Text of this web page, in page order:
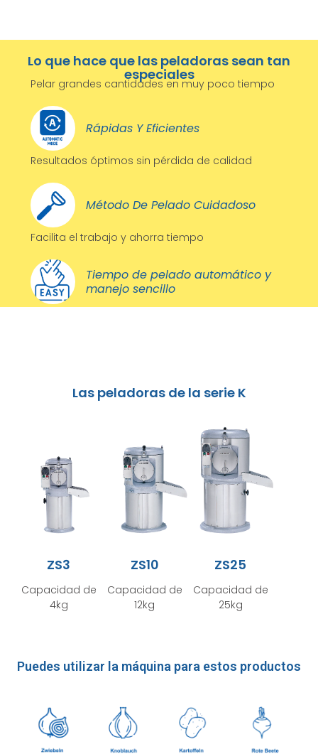
Lo que hace que las peladoras sean tan
especiales
Pelar grandes cantidades en muy poco tiempo
Rápidas Y Eficientes
Resultados óptimos sin pérdida de calidad
Método De Pelado Cuidadoso
Facilita el trabajo y ahorra tiempo
Tiempo de pelado automático y
manejo sencillo
Las peladoras de la serie K
ZS3
Capacidad de
4kg
ZS10
Capacidad de
12kg
ZS25
Capacidad de
25kg
Puedes utilizar la máquina para estos productos